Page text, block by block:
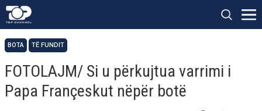
BOTA TË FUNDIT
FOTOLAJM/ Si u përkujtua varrimi i
Papa Françeskut nëpër botë